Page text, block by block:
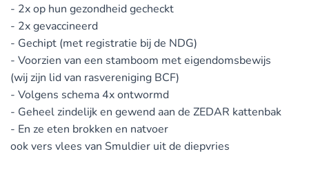
- 2x op hun gezondheid gecheckt
- 2x gevaccineerd
- Gechipt (met registratie bij de NDG)
- Voorzien van een stamboom met eigendomsbewijs
(wij zijn lid van rasvereniging BCF)
- Volgens schema 4x ontwormd
- Geheel zindelijk en gewend aan de ZEDAR kattenbak
- En ze eten brokken en natvoer
ook vers vlees van Smuldier uit de diepvries